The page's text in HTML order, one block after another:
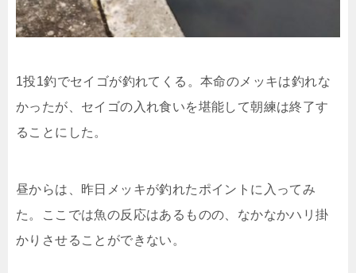
1投1釣でセイゴが釣れてくる。本命のメッキは釣れな
かったが、セイゴの入れ食いを堪能して朝練は終了す
ることにした。
昼からは、昨日メッキが釣れたポイントに入ってみ
た。ここでは魚の反応はあるものの、なかなかハリ掛
かりさせることができない。